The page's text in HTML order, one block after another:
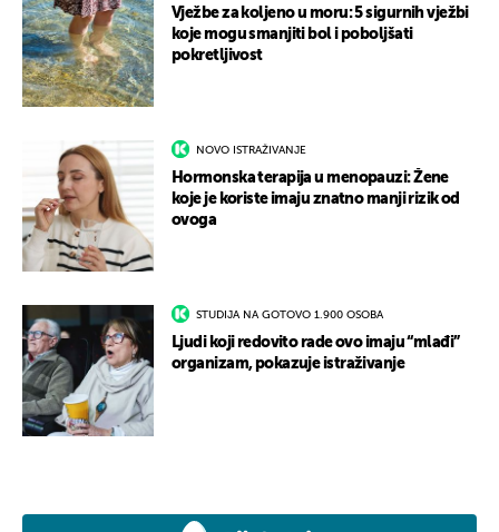
Vježbe za koljeno u moru: 5 sigurnih vježbi
koje mogu smanjiti bol i poboljšati
pokretljivost
NOVO ISTRAŽIVANJE
Hormonska terapija u menopauzi: Žene
koje je koriste imaju znatno manji rizik od
ovoga
STUDIJA NA GOTOVO 1.900 OSOBA
Ljudi koji redovito rade ovo imaju “mlađi”
organizam, pokazuje istraživanje